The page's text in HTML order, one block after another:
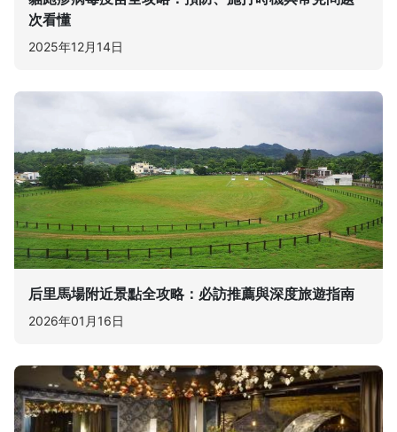
次看懂
2025年12月14日
后里馬場附近景點全攻略：必訪推薦與深度旅遊指南
2026年01月16日